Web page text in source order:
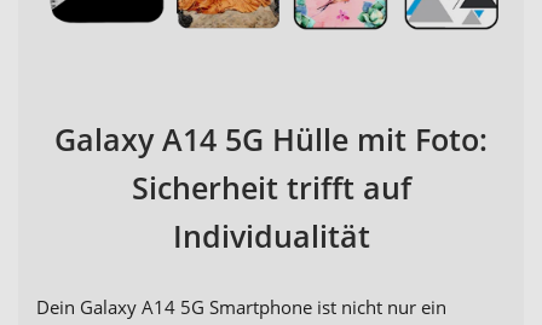
Galaxy A14 5G Hülle mit Foto:
Sicherheit trifft auf
Individualität
Dein Galaxy A14 5G Smartphone ist nicht nur ein